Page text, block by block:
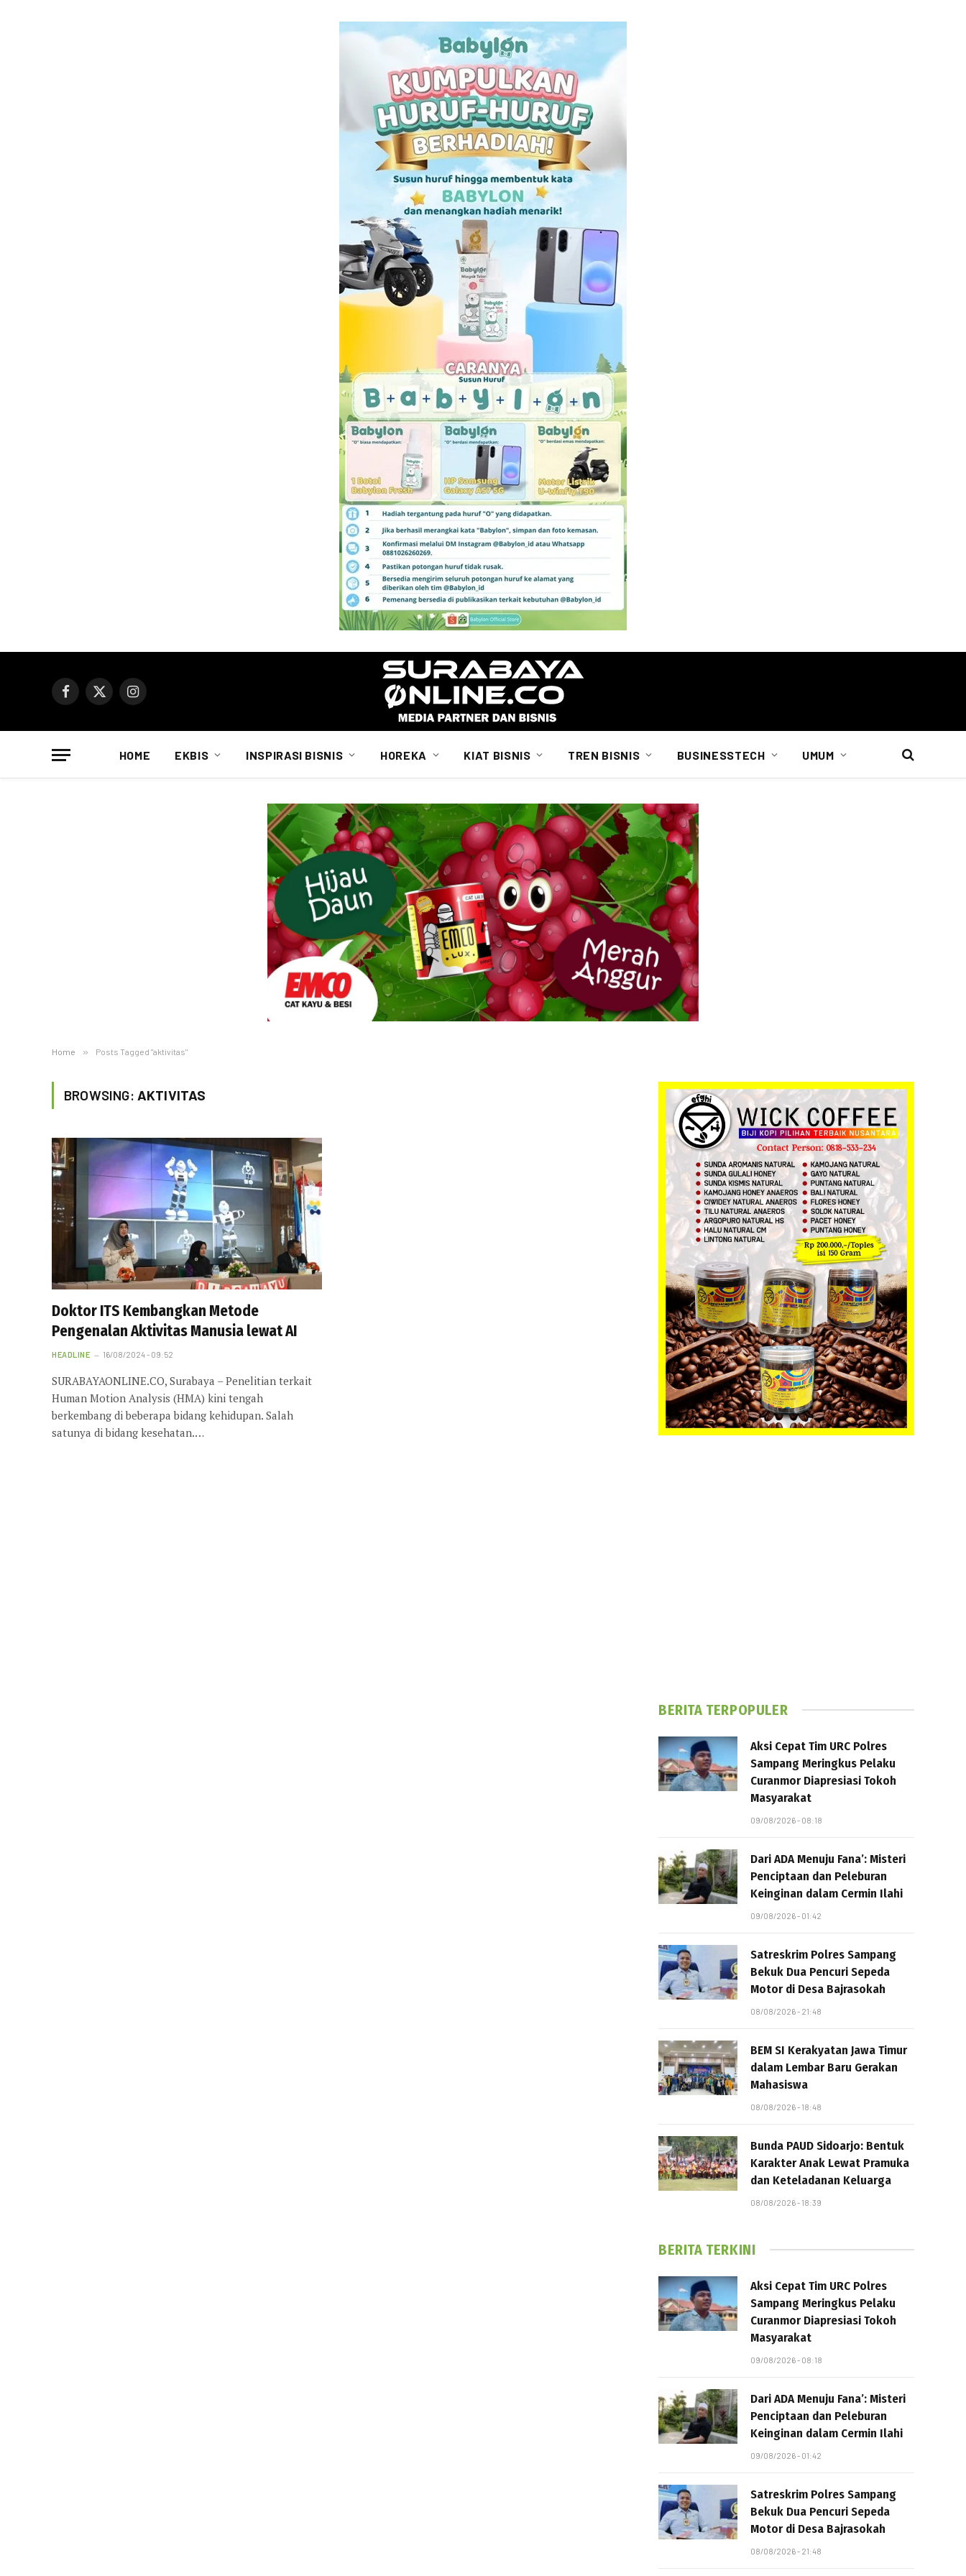
Facebook
X
Instagram
HOME EKBIS INSPIRASI BISNIS HOREKA KIAT BISNIS TREN BISNIS BUSINESSTECH UMUM
Home » Posts Tagged "aktivitas"
BROWSING: AKTIVITAS
Doktor ITS Kembangkan Metode
Pengenalan Aktivitas Manusia lewat AI
HEADLINE 16/08/2024 - 09:52
SURABAYAONLINE.CO, Surabaya – Penelitian terkait
Human Motion Analysis (HMA) kini tengah
berkembang di beberapa bidang kehidupan. Salah
satunya di bidang kesehatan.…
BERITA TERPOPULER
Aksi Cepat Tim URC Polres
Sampang Meringkus Pelaku
Curanmor Diapresiasi Tokoh
Masyarakat
09/08/2026 - 08:18
Dari ADA Menuju Fana’: Misteri
Penciptaan dan Peleburan
Keinginan dalam Cermin Ilahi
09/08/2026 - 01:42
Satreskrim Polres Sampang
Bekuk Dua Pencuri Sepeda
Motor di Desa Bajrasokah
08/08/2026 - 21:48
BEM SI Kerakyatan Jawa Timur
dalam Lembar Baru Gerakan
Mahasiswa
08/08/2026 - 18:48
Bunda PAUD Sidoarjo: Bentuk
Karakter Anak Lewat Pramuka
dan Keteladanan Keluarga
08/08/2026 - 18:39
BERITA TERKINI
Aksi Cepat Tim URC Polres
Sampang Meringkus Pelaku
Curanmor Diapresiasi Tokoh
Masyarakat
09/08/2026 - 08:18
Dari ADA Menuju Fana’: Misteri
Penciptaan dan Peleburan
Keinginan dalam Cermin Ilahi
09/08/2026 - 01:42
Satreskrim Polres Sampang
Bekuk Dua Pencuri Sepeda
Motor di Desa Bajrasokah
08/08/2026 - 21:48